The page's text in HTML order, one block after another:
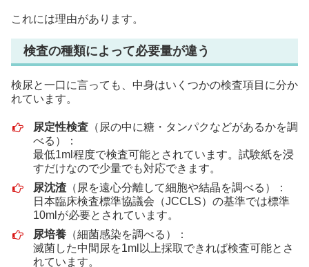
これには理由があります。
検査の種類によって必要量が違う
検尿と一口に言っても、中身はいくつかの検査項目に分か
れています。
尿定性検査 （尿の中に糖・タンパクなどがあるかを調
べる）：
最低1ml程度で検査可能とされています。試験紙を浸
すだけなので少量でも対応できます。
尿沈渣 （尿を遠心分離して細胞や結晶を調べる）：
日本臨床検査標準協議会（JCCLS）の基準では標準
10mlが必要とされています。
尿培養 （細菌感染を調べる）：
滅菌した中間尿を1ml以上採取できれば検査可能とさ
れています。